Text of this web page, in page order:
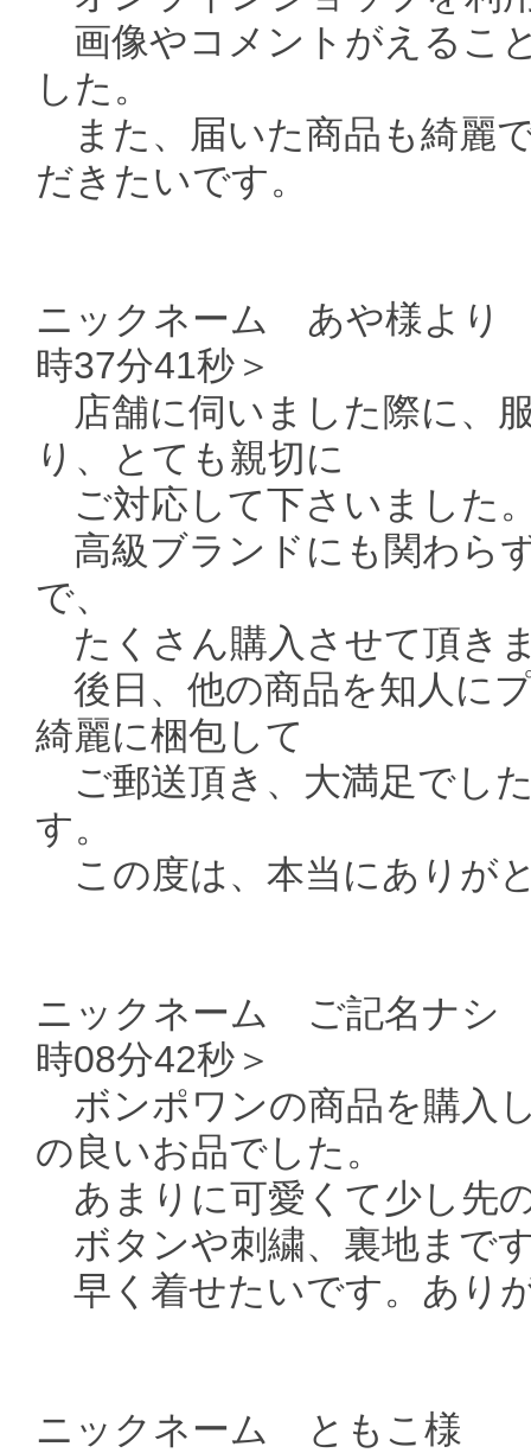
画像やコメントがえるこ
した。
また、届いた商品も綺麗
だきたいです。
ニックネーム あや様より
時37分41秒＞
店舗に伺いました際に、
り、とても親切に
ご対応して下さいました
高級ブランドにも関わら
で、
たくさん購入させて頂き
後日、他の商品を知人に
綺麗に梱包して
ご郵送頂き、大満足でし
す。
この度は、本当にありが
ニックネーム ご記名ナシ
時08分42秒＞
ボンポワンの商品を購入
の良いお品でした。
あまりに可愛くて少し先
ボタンや刺繍、裏地まで
早く着せたいです。あり
ニックネーム ともこ様